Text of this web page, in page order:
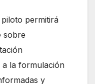
permitirá
sobre
la formulación
y